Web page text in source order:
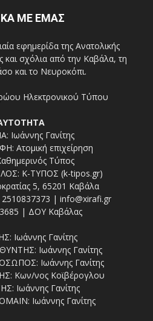
ΜΕ ΕΜΑΣ
εφημερίδα της Ανατολικής
και σχόλια από την Καβάλα, τη
και το Νευροκόπι.
Ιωάννης Γανίτης
Ατομική επιχείρηση
Τύπος
Κ-ΤΥΠΟΣ (k-tipos.gr)
5, 65201 Καβάλα
| info@xirafi.gr
| ΔΟΥ Καβάλας
Ιωάννης Γανίτης
Ιωάννης Γανίτης
Ιωάννης Γανίτης
Κων/νος Κοϊβέρογλου
Ιωάννης Γανίτης
Ιωάννης Γανίτης